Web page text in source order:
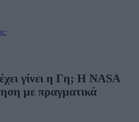
γίνει η Γη; Η NASA
με πραγματικά